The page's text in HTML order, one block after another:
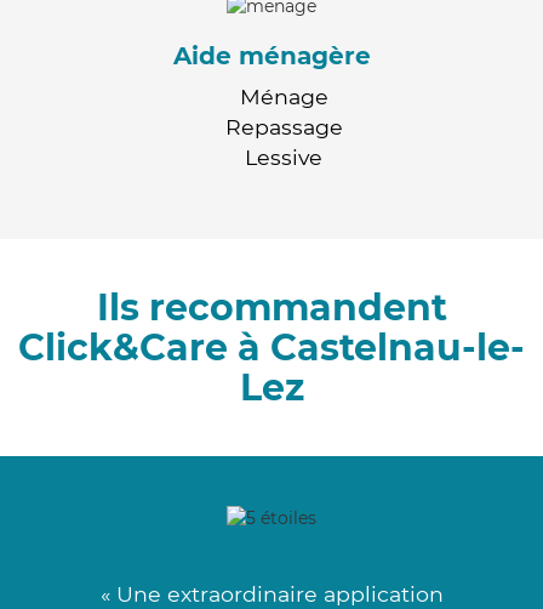
Aide ménagère
Ménage
Repassage
Lessive
Ils recommandent
Click&Care à Castelnau-le-
Lez
« Une extraordinaire application